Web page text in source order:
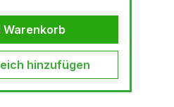
Verfahrweg und
und sicher
Warenkorb
hinzufügen